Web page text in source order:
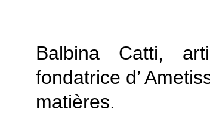
Balbina Catti,
fondatrice d’
matières.